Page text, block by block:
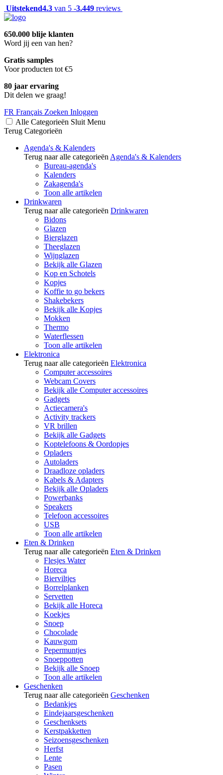
Uitstekend4.3 van 5 -3.449 reviews
650.000 blije klanten
Word jij een van hen?
Gratis samples
Voor producten tot €5
80 jaar ervaring
Dit delen we graag!
FR Français Zoeken Inloggen
Alle Categorieën Sluit Menu
Terug Categorieën
Agenda's & Kalenders
Terug naar alle categorieën Agenda's & Kalenders
Bureau-agenda's
Kalenders
Zakagenda's
Toon alle artikelen
Drinkwaren
Terug naar alle categorieën Drinkwaren
Bidons
Glazen
Bierglazen
Theeglazen
Wijnglazen
Bekijk alle Glazen
Kop en Schotels
Kopjes
Koffie to go bekers
Shakebekers
Bekijk alle Kopjes
Mokken
Thermo
Waterflessen
Toon alle artikelen
Elektronica
Terug naar alle categorieën Elektronica
Computer accessoires
Webcam Covers
Bekijk alle Computer accessoires
Gadgets
Actiecamera's
Activity trackers
VR brillen
Bekijk alle Gadgets
Koptelefoons & Oordopjes
Opladers
Autoladers
Draadloze opladers
Kabels & Adapters
Bekijk alle Opladers
Powerbanks
Speakers
Telefoon accessoires
USB
Toon alle artikelen
Eten & Drinken
Terug naar alle categorieën Eten & Drinken
Flesjes Water
Horeca
Bierviltjes
Borrelplanken
Servetten
Bekijk alle Horeca
Koekjes
Snoep
Chocolade
Kauwgom
Pepermuntjes
Snoeppotten
Bekijk alle Snoep
Toon alle artikelen
Geschenken
Terug naar alle categorieën Geschenken
Bedankjes
Eindejaarsgeschenken
Geschenksets
Kerstpakketten
Seizoensgeschenken
Herfst
Lente
Pasen